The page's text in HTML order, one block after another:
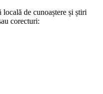
locală de cunoaștere și știri
corecturi: